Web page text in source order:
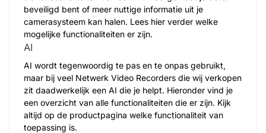
beveiligd bent of meer nuttige informatie uit je
camerasysteem kan halen. Lees hier verder welke
mogelijke functionaliteiten er zijn.
AI
AI wordt tegenwoordig te pas en te onpas gebruikt,
maar bij veel Netwerk Video Recorders die wij verkopen
zit daadwerkelijk een AI die je helpt. Hieronder vind je
een overzicht van alle functionaliteiten die er zijn. Kijk
altijd op de productpagina welke functionaliteit van
toepassing is.